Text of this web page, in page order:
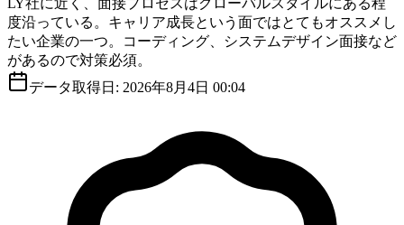
LY社に近く、面接プロセスはグローバルスタイルにある程
度沿っている。キャリア成長という面ではとてもオススメし
たい企業の一つ。コーディング、システムデザイン面接など
があるので対策必須。
データ取得日: 2026年8月4日 00:04